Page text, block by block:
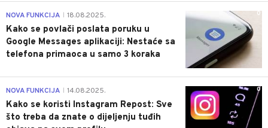
0
NOVA FUNKCIJA 18.08.2025.
Kako se povlači poslata poruku u
Google Messages aplikaciji: Nestaće sa
telefona primaoca u samo 3 koraka
0
NOVA FUNKCIJA 14.08.2025.
Kako se koristi Instagram Repost: Sve
što treba da znate o dijeljenju tuđih